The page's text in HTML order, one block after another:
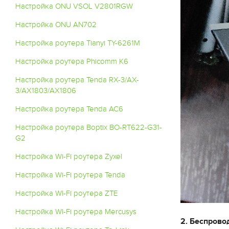
Настройка ONU VSOL V2801RGW
Настройка ONU AN702
Настройка роутера Tianyi TY-6261M
Настройка роутера Phicomm K6
Настройка роутера Tenda RX-3/AX-
3/AX1803/AX1806
Настройка роутера Tenda AC6
Настройка роутера Boptix BO-RT622-G31-
G2
Настройка Wi-Fi роутера Zyxel
Настройка Wi-Fi роутера Tenda
Настройка WI-Fi роутера ZTE
Настройка WI-Fi роутера Mercusys
2.